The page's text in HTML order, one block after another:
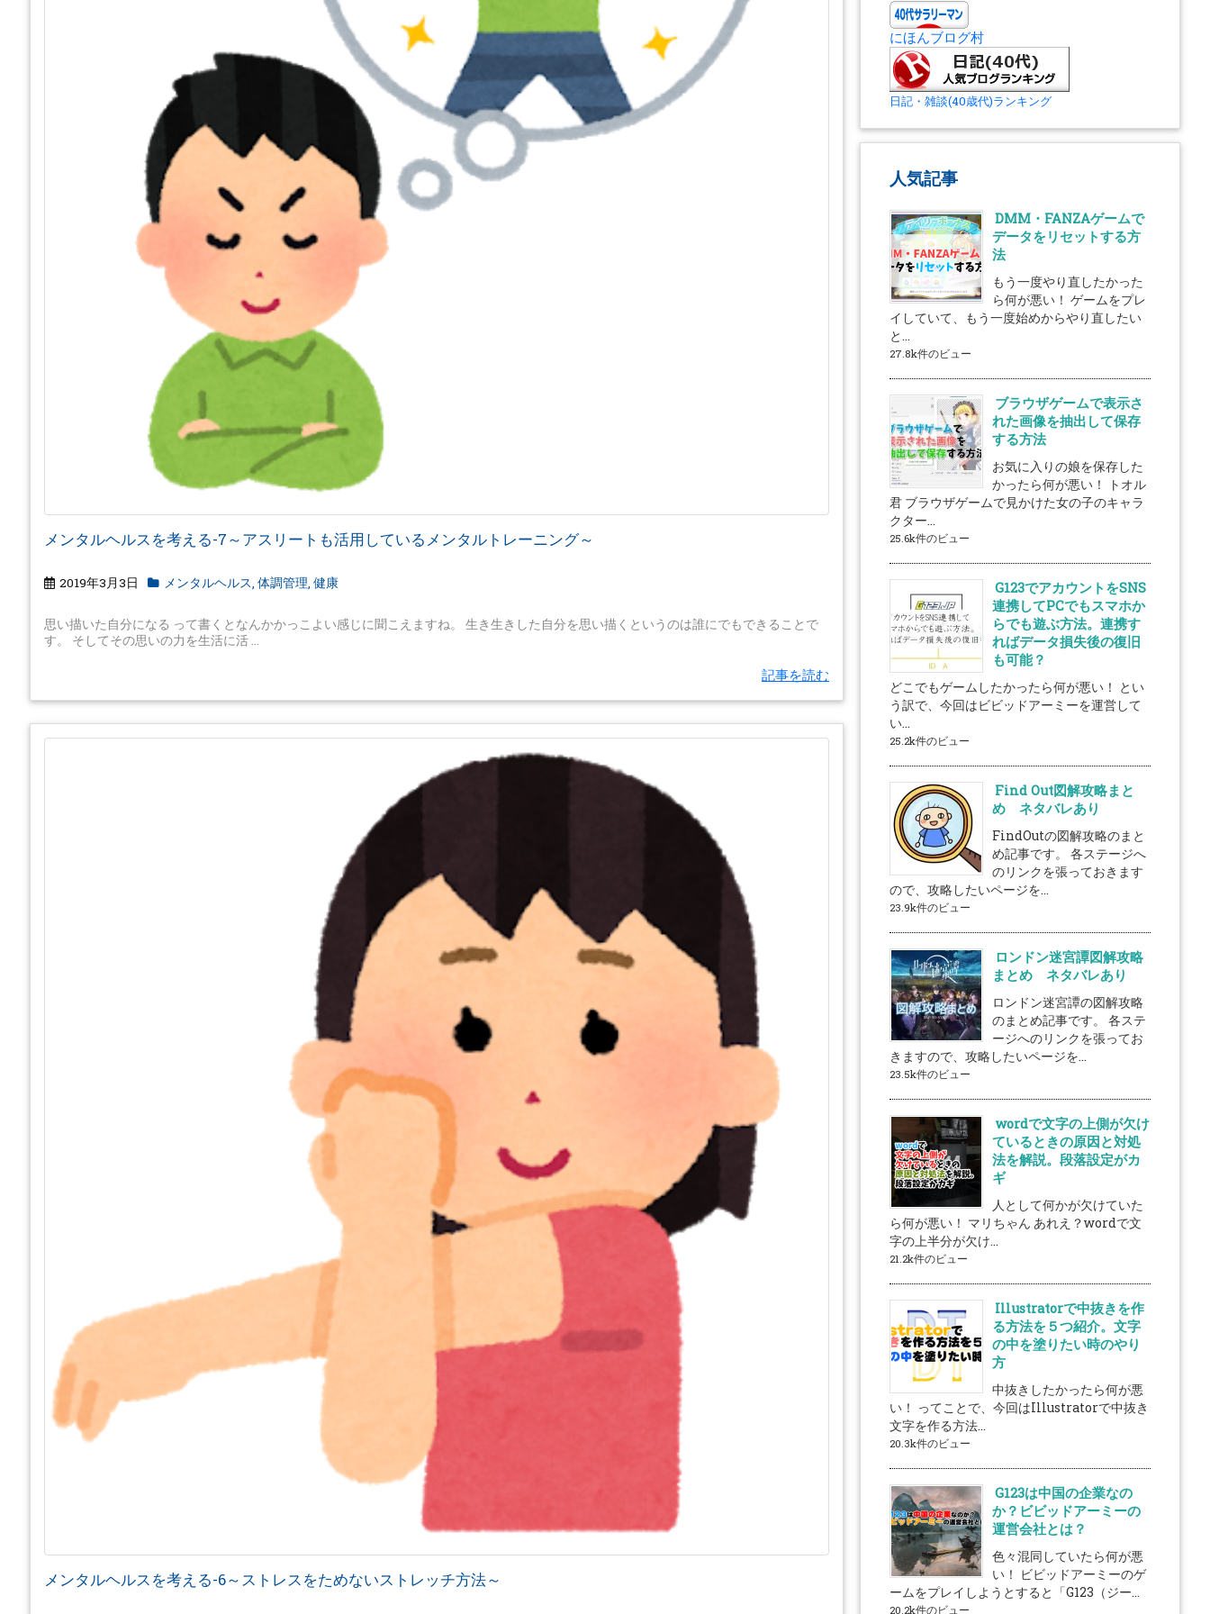
メンタルヘルスを考える-7～アスリートも活用しているメンタルトレーニング～
2019年3月3日 メンタルヘルス, 体調管理, 健康
思い描いた自分になる って書くとなんかかっこよい感じに聞こえますね。 生き生きした自分を思い描くというのは誰にでもできることで
す。 そしてその思いの力を生活に活 ...
記事を読む
メンタルヘルスを考える-6～ストレスをためないストレッチ方法～
にほんブログ村
日記・雑談(40歳代)ランキング
人気記事
DMM・FANZAゲームで
データをリセットする方
法
もう一度やり直したかった
ら何が悪い！ ゲームをプレ
イしていて、もう一度始めからやり直したい
と...
27.8k件のビュー
ブラウザゲームで表示さ
れた画像を抽出して保存
する方法
お気に入りの娘を保存した
かったら何が悪い！ トオル
君 ブラウザゲームで見かけた女の子のキャラ
クター...
25.6k件のビュー
G123でアカウントをSNS
連携してPCでもスマホか
らでも遊ぶ方法。連携す
ればデータ損失後の復旧
も可能？
どこでもゲームしたかったら何が悪い！ とい
う訳で、今回はビビッドアーミーを運営して
い...
25.2k件のビュー
Find Out図解攻略まと
め ネタバレあり
FindOutの図解攻略のまと
め記事です。 各ステージへ
のリンクを張っておきます
ので、攻略したいページを...
23.9k件のビュー
ロンドン迷宮譚図解攻略
まとめ ネタバレあり
ロンドン迷宮譚の図解攻略
のまとめ記事です。 各ステ
ージへのリンクを張ってお
きますので、攻略したいページを...
23.5k件のビュー
wordで文字の上側が欠け
ているときの原因と対処
法を解説。段落設定がカ
ギ
人として何かが欠けていた
ら何が悪い！ マリちゃん あれえ？wordで文
字の上半分が欠け...
21.2k件のビュー
Illustratorで中抜きを作
る方法を５つ紹介。文字
の中を塗りたい時のやり
方
中抜きしたかったら何が悪
い！ ってことで、今回はIllustratorで中抜き
文字を作る方法...
20.3k件のビュー
G123は中国の企業なの
か？ビビッドアーミーの
運営会社とは？
色々混同していたら何が悪
い！ ビビッドアーミーのゲ
ームをプレイしようとすると「G123（ジー...
20.2k件のビュー